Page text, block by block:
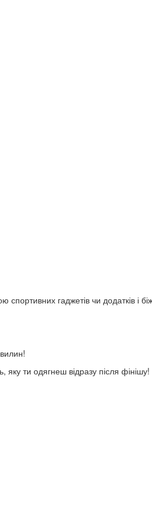
спортивних гаджетів чи додатків і
ти одягнеш відразу після фінішу!